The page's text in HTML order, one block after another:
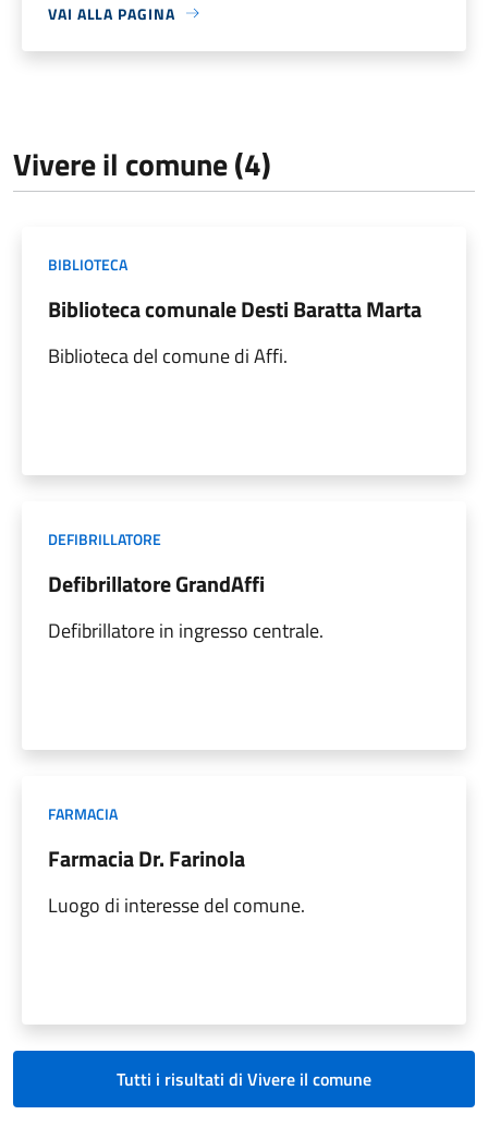
VAI ALLA PAGINA
Vivere il comune (4)
BIBLIOTECA
Biblioteca comunale Desti Baratta Marta
Biblioteca del comune di Affi.
DEFIBRILLATORE
Defibrillatore GrandAffi
Defibrillatore in ingresso centrale.
FARMACIA
Farmacia Dr. Farinola
Luogo di interesse del comune.
Tutti i risultati di Vivere il comune